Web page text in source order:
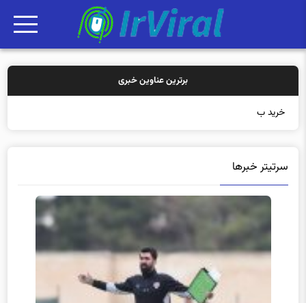
برترین عناوین خبری
خرید بیمه: سنتی یا آنل
سرتیتر خبرها